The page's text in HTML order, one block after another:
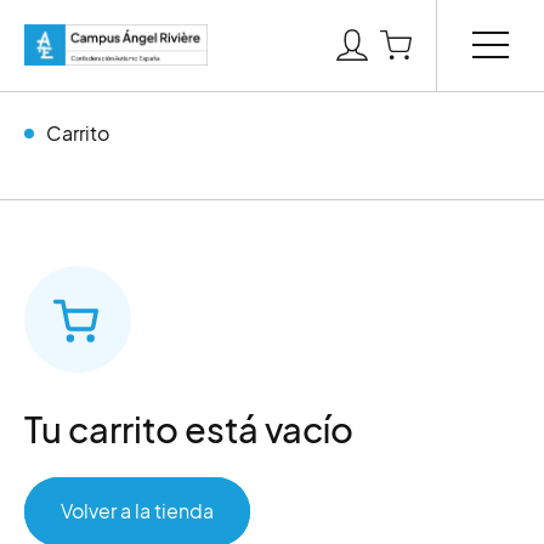
Carrito
Tu carrito está vacío
Volver a la tienda